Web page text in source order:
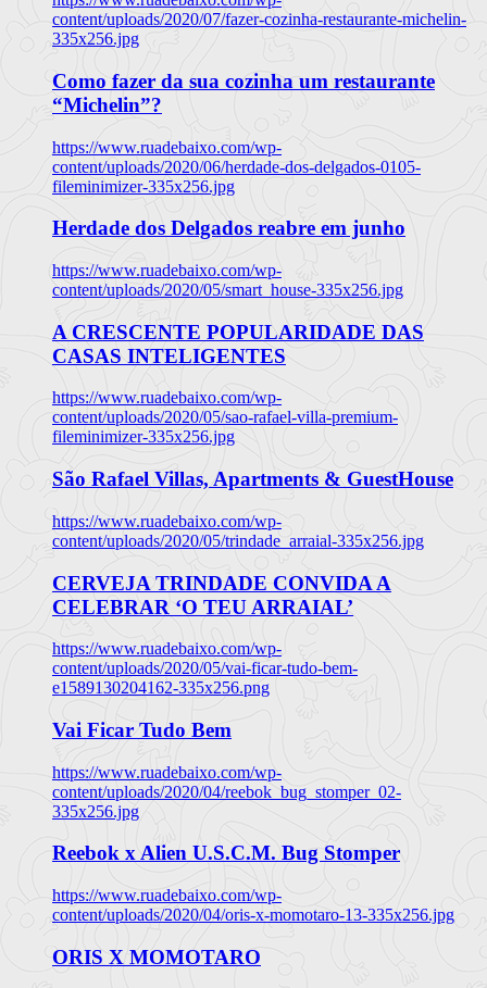
content/uploads/2020/07/fazer-cozinha-restaurante-michelin-
335x256.jpg
Como fazer da sua cozinha um restaurante
“Michelin”?
https://www.ruadebaixo.com/wp-
content/uploads/2020/06/herdade-dos-delgados-0105-
fileminimizer-335x256.jpg
Herdade dos Delgados reabre em junho
https://www.ruadebaixo.com/wp-
content/uploads/2020/05/smart_house-335x256.jpg
A CRESCENTE POPULARIDADE DAS
CASAS INTELIGENTES
https://www.ruadebaixo.com/wp-
content/uploads/2020/05/sao-rafael-villa-premium-
fileminimizer-335x256.jpg
São Rafael Villas, Apartments & GuestHouse
https://www.ruadebaixo.com/wp-
content/uploads/2020/05/trindade_arraial-335x256.jpg
CERVEJA TRINDADE CONVIDA A
CELEBRAR ‘O TEU ARRAIAL’
https://www.ruadebaixo.com/wp-
content/uploads/2020/05/vai-ficar-tudo-bem-
e1589130204162-335x256.png
Vai Ficar Tudo Bem
https://www.ruadebaixo.com/wp-
content/uploads/2020/04/reebok_bug_stomper_02-
335x256.jpg
Reebok x Alien U.S.C.M. Bug Stomper
https://www.ruadebaixo.com/wp-
content/uploads/2020/04/oris-x-momotaro-13-335x256.jpg
ORIS X MOMOTARO